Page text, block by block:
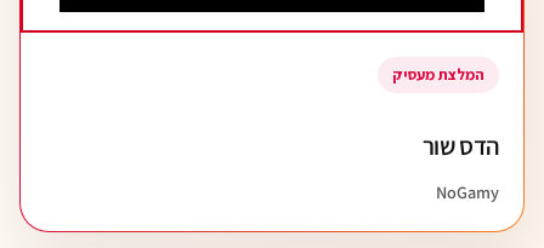
המלצת מעסיק
הדס שור
NoGamy